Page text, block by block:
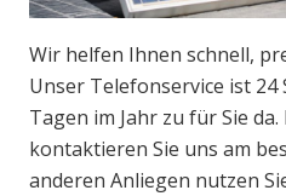
Wir helfen Ihnen schnell,
Unser Telefonservice ist 24
Tagen im Jahr zu für Sie
kontaktieren Sie uns am
anderen Anliegen nutzen